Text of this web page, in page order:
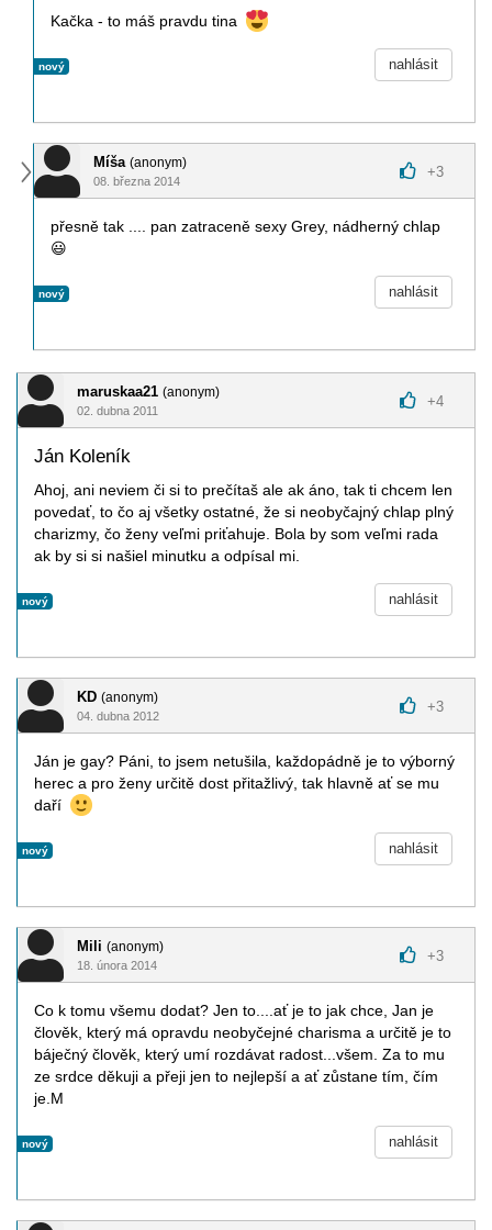
Kačka - to máš pravdu tina
nový nahlásit
Míša (anonym)
08. března 2014
+3
přesně tak .... pan zatraceně sexy Grey, nádherný chlap
😃
nový nahlásit
maruskaa21 (anonym)
02. dubna 2011
+4
Ján Koleník
Ahoj, ani neviem či si to prečítaš ale ak áno, tak ti chcem len
povedať, to čo aj všetky ostatné, že si neobyčajný chlap plný
charizmy, čo ženy veľmi priťahuje. Bola by som veľmi rada
ak by si si našiel minutku a odpísal mi.
nový nahlásit
KD (anonym)
04. dubna 2012
+3
Ján je gay? Páni, to jsem netušila, každopádně je to výborný
herec a pro ženy určitě dost přitažlivý, tak hlavně ať se mu
daří
nový nahlásit
Mili (anonym)
18. února 2014
+3
Co k tomu všemu dodat? Jen to....ať je to jak chce, Jan je
člověk, který má opravdu neobyčejné charisma a určitě je to
báječný člověk, který umí rozdávat radost...všem. Za to mu
ze srdce děkuji a přeji jen to nejlepší a ať zůstane tím, čím
je.M
nový nahlásit